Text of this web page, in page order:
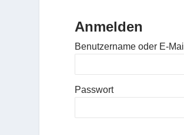
Anmelden
Benutzername oder E-Mail
Passwort